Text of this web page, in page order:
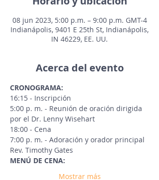
08 jun 2023, 5:00 p.m. – 9:00 p.m. GMT-4
Indianápolis, 9401 E 25th St, Indianápolis,
IN 46229, EE. UU.
Acerca del evento
CRONOGRAMA:
16:15 - Inscripción
5:00 p. m. - Reunión de oración dirigida
por el Dr. Lenny Wisehart
18:00 - Cena
7:00 p. m. - Adoración y orador principal
Rev. Timothy Gates
MENÚ DE CENA:
Mostrar más